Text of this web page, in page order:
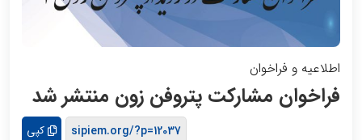
اطلاعیه و فراخوان
فراخوان مشارکت پتروفن زون منتشر شد
کپی